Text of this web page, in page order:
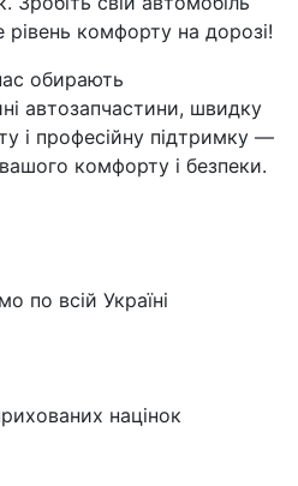
рівень комфорту на дорозі!
обирають
автозапчастини, швидку
і професійну підтримку —
комфорту і безпеки.
по всій Україні
націнок